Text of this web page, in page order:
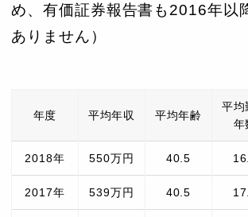
め、有価証券報告書も2016年以
ありません）
年度 平均年収 平均年齢
平均
年
2018年 550万円 40.5
2017年 539万円 40.5